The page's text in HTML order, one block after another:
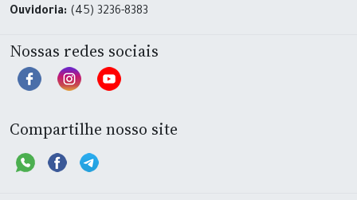
Ouvidoria: (45) 3236-8383
Nossas redes sociais
Compartilhe nosso site